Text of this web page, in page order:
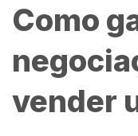
Como
vender